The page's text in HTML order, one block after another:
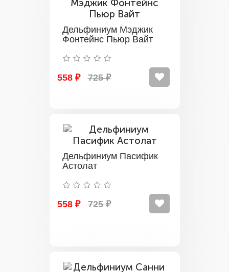
Дельфиниум Мэджик
Фонтейнс Пьюр Вайт
558 ₽ 725 ₽
Дельфиниум Пасифик
Астолат
558 ₽ 725 ₽